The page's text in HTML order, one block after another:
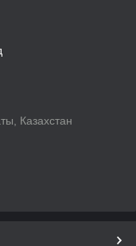
Казахстан